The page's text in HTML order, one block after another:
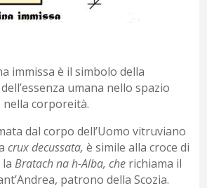
immissa è il simbolo della
umana nello spazio
corporeità.
dal corpo dell’Uomo vitruviano
crux decussata,è simile alla croce di
laBratach na h-Alba, che richiama il
patrono della Scozia.